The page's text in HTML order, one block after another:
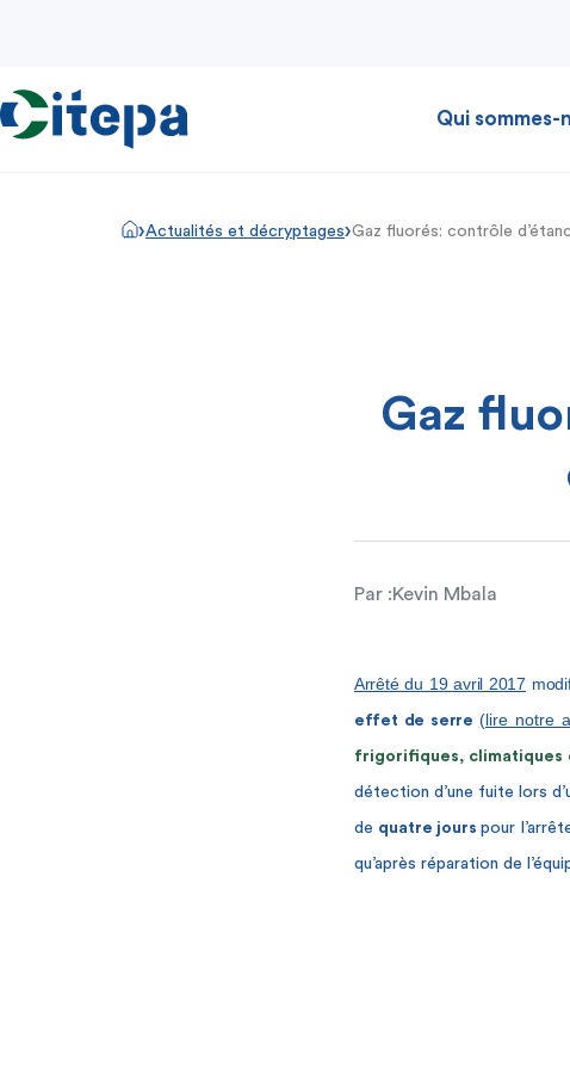
Qui sommes-
›Actualités et décryptages›Gaz fluorés: contrôle
Gaz
Par :Kevin Mbala
Arrêté du 19 avril 2017
effet de serre (lire notre
frigorifiques, climatiques
détection d’une fuite lors
de quatre jourspour
qu’après réparation de